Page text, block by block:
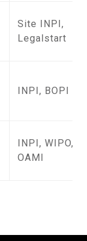
Site INPI,
Legalstart
INPI, BOPI
INPI, WIPO,
OAMI